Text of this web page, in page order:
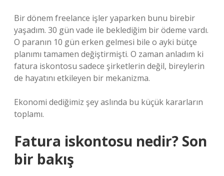
Bir dönem freelance işler yaparken bunu birebir
yaşadım. 30 gün vade ile beklediğim bir ödeme vardı.
O paranın 10 gün erken gelmesi bile o ayki bütçe
planımı tamamen değiştirmişti. O zaman anladım ki
fatura iskontosu sadece şirketlerin değil, bireylerin
de hayatını etkileyen bir mekanizma.
Ekonomi dediğimiz şey aslında bu küçük kararların
toplamı.
Fatura iskontosu nedir? Son
bir bakış